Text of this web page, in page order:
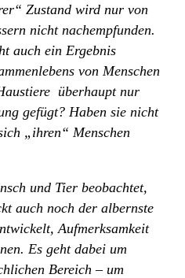
Zustand wird nur von
nicht nachempfunden.
auch ein Ergebnis
von Menschen
überhaupt nur
gefügt? Haben sie nicht
„ihren“ Menschen
und Tier beobachtet,
auch noch der albernste
Aufmerksamkeit
Es geht dabei um
Bereich – um